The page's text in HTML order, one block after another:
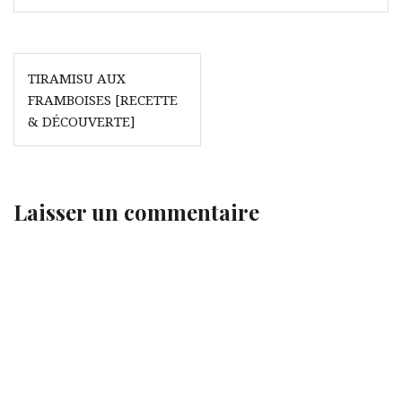
Navigation
de
l’article
TIRAMISU AUX
FRAMBOISES [RECETTE
& DÉCOUVERTE]
Laisser un commentaire